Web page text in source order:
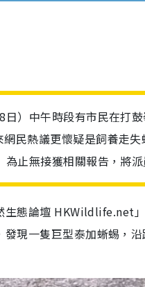
）中午時段有市民在打
民熱議更懷疑是飼養走
止無接獲相關報告，將派
生態論壇 HKWildlife.net
現一隻巨型泰加蜥蜴，